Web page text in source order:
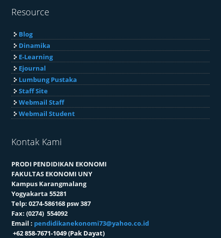
Resource
Blog
Dinamika
E-Learning
Ejournal
Lumbung Pustaka
Staff Site
Webmail Staff
Webmail Student
Kontak Kami
PRODI PENDIDIKAN EKONOMI
FAKULTAS EKONOMI UNY
Kampus Karangmalang
Yogyakarta 55281
Telp: 0274-586168 psw 387
Fax: (0274) 554092
Email : pendidikanekonomi73@yahoo.co.id
+62 858-7671-1049 (Pak Dayat)